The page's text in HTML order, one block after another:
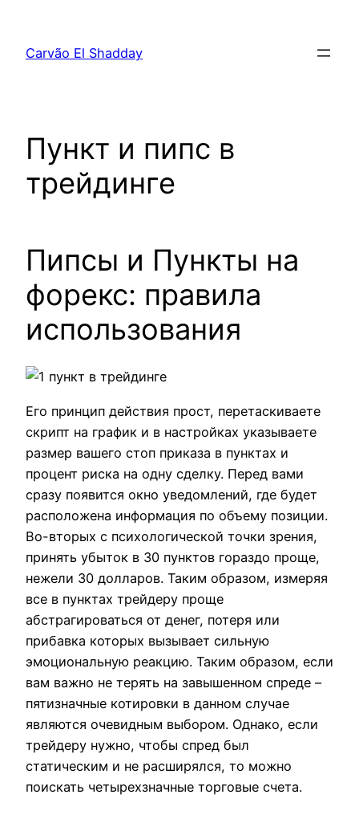
Carvão El Shadday
Пункт и пипс в
трейдинге
Пипсы и Пункты на
форекс: правила
использования
Его принцип действия прост, перетаскиваете
скрипт на график и в настройках указываете
размер вашего стоп приказа в пунктах и
процент риска на одну сделку. Перед вами
сразу появится окно уведомлений, где будет
расположена информация по объему позиции.
Во-вторых с психологической точки зрения,
принять убыток в 30 пунктов гораздо проще,
нежели 30 долларов. Таким образом, измеряя
все в пунктах трейдеру проще
абстрагироваться от денег, потеря или
прибавка которых вызывает сильную
эмоциональную реакцию. Таким образом, если
вам важно не терять на завышенном спреде –
пятизначные котировки в данном случае
являются очевидным выбором. Однако, если
трейдеру нужно, чтобы спред был
статическим и не расширялся, то можно
поискать четырехзначные торговые счета.